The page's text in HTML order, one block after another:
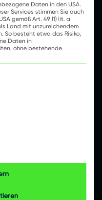
Daten in den USA.
Services stimmen Sie auch
gemäß Art. 49 (1) lit. a
Land mit unzureichendem
So besteht etwa das Risiko,
Daten in
ohne bestehende